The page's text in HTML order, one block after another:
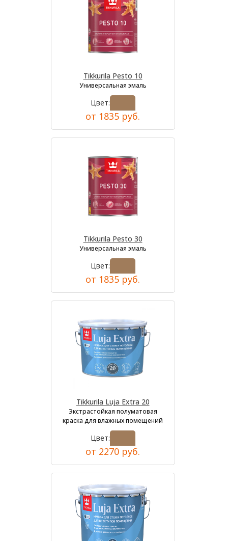
Tikkurila Pesto 10
Универсальная эмаль
Цвет:
от 1835 руб.
Tikkurila Pesto 30
Универсальная эмаль
Цвет:
от 1835 руб.
Tikkurila Luja Extra 20
Экстрастойкая полуматовая
краска для влажных помещений
Цвет:
от 2270 руб.